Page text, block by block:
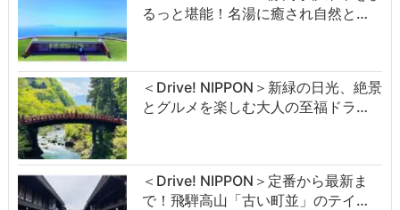
るっと堪能！名湯に癒され自然と…
＜Drive! NIPPON＞新緑の日光、絶景
とグルメを楽しむ大人の至福ドラ…
＜Drive! NIPPON＞定番から最新ま
で！飛騨高山「古い町並」のテイ…